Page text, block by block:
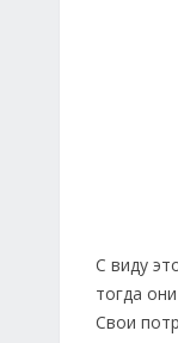
C виду
тогда
Свои